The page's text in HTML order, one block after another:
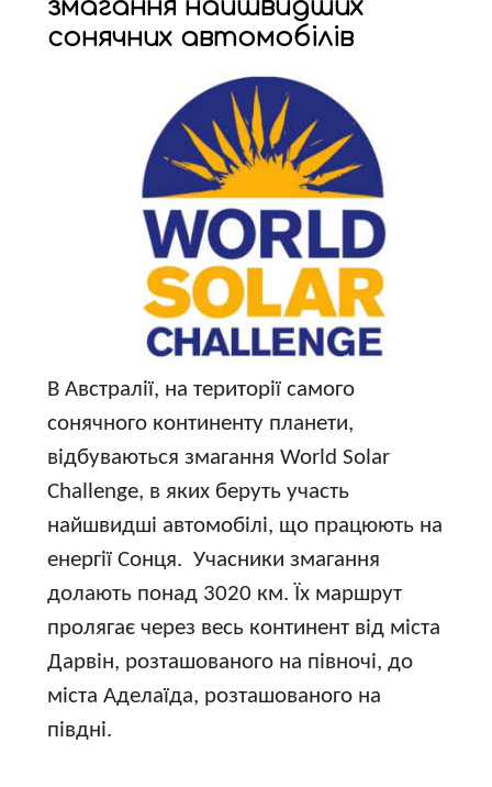
змагання найшвидших
сонячних автомобілів
В Австралії, на території самого
сонячного континенту планети,
відбуваються змагання World Solar
Challenge, в яких беруть участь
найшвидші автомобілі, що працюють на
енергії Сонця. Учасники змагання
долають понад 3020 км. Їх маршрут
пролягає через весь континент від міста
Дарвін, розташованого на півночі, до
міста Аделаїда, розташованого на
півдні.